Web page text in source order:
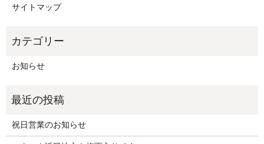
サイトマップ
お知らせ
祝日営業のお知らせ